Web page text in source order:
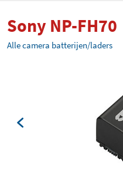
Sony NP-FH70
Alle camera batterijen/laders